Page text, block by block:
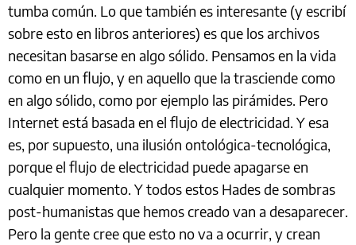
tumba común. Lo que también es interesante (y escribí
sobre esto en libros anteriores) es que los archivos
necesitan basarse en algo sólido. Pensamos en la vida
como en un flujo, y en aquello que la trasciende como
en algo sólido, como por ejemplo las pirámides. Pero
Internet está basada en el flujo de electricidad. Y esa
es, por supuesto, una ilusión ontológica-tecnológica,
porque el flujo de electricidad puede apagarse en
cualquier momento. Y todos estos Hades de sombras
post-humanistas que hemos creado van a desaparecer.
Pero la gente cree que esto no va a ocurrir, y crean